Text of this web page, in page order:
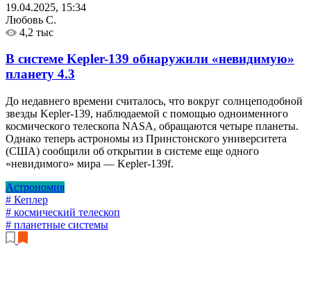
19.04.2025, 15:34
Любовь С.
4,2 тыс
В системе Kepler-139 обнаружили «невидимую»
планету 4.3
До недавнего времени считалось, что вокруг солнцеподобной
звезды Kepler-139, наблюдаемой с помощью одноименного
космического телескопа NASA, обращаются четыре планеты.
Однако теперь астрономы из Принстонского университета
(США) сообщили об открытии в системе еще одного
«невидимого» мира — Kepler-139f.
Астрономия
# Кеплер
# космический телескоп
# планетные системы